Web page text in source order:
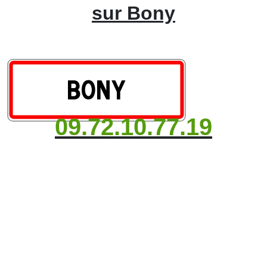
sur Bony
09.72.10.77.19